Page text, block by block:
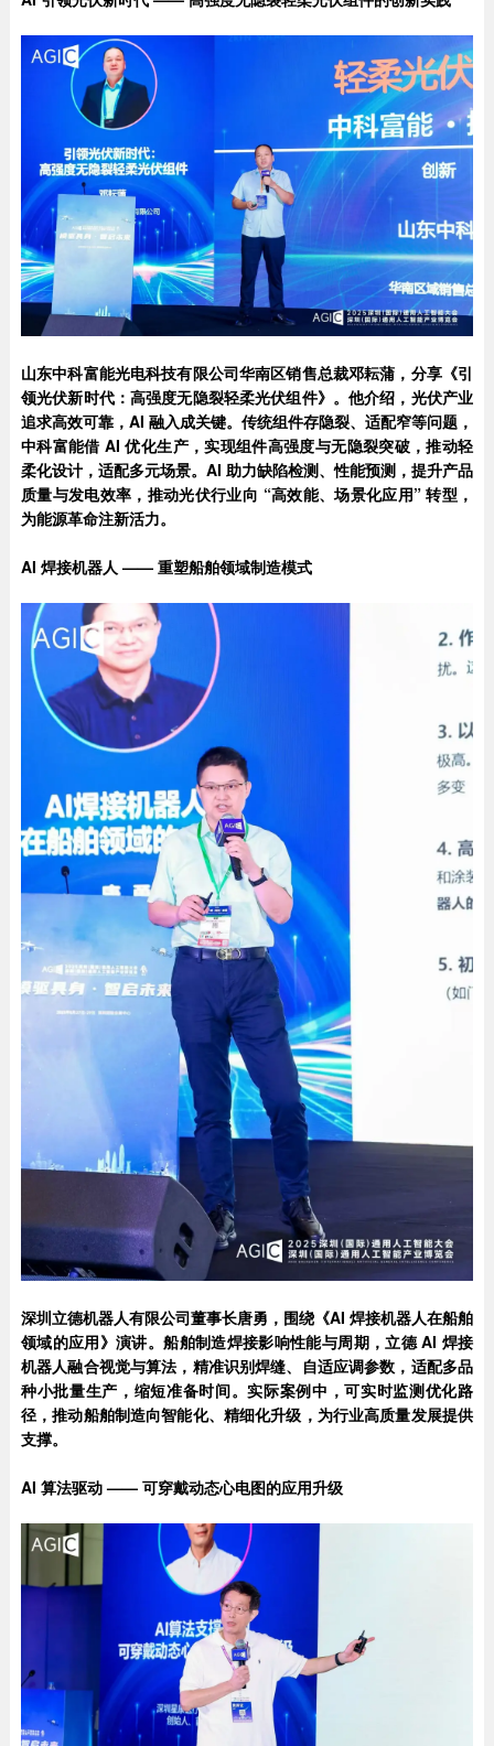
山东中科富能光电科技有限公司华南区销售总裁邓耘蒲，分享《引
领光伏新时代：高强度无隐裂轻柔光伏组件》。他介绍，光伏产业
追求高效可靠，AI 融入成关键。传统组件存隐裂、适配窄等问题，
中科富能借 AI 优化生产，实现组件高强度与无隐裂突破，推动轻
柔化设计，适配多元场景。AI 助力缺陷检测、性能预测，提升产品
质量与发电效率，推动光伏行业向 “高效能、场景化应用” 转型，
为能源革命注新活力。
AI 焊接机器人 —— 重塑船舶领域制造模式
深圳立德机器人有限公司董事长唐勇，围绕《AI 焊接机器人在船舶
领域的应用》演讲。船舶制造焊接影响性能与周期，立德 AI 焊接
机器人融合视觉与算法，精准识别焊缝、自适应调参数，适配多品
种小批量生产，缩短准备时间。实际案例中，可实时监测优化路
径，推动船舶制造向智能化、精细化升级，为行业高质量发展提供
支撑。
AI 算法驱动 —— 可穿戴动态心电图的应用升级